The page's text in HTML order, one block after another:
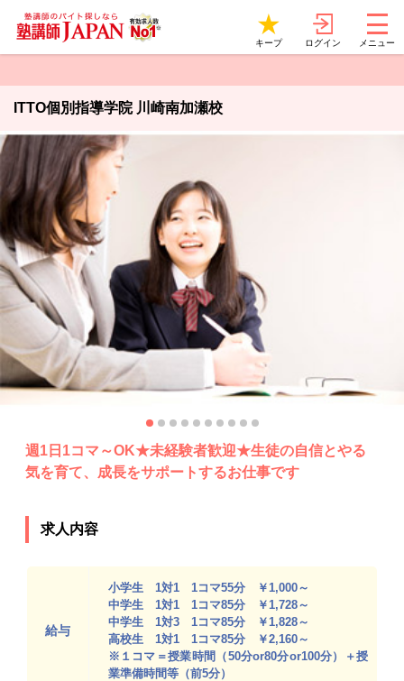
キープ ログイン メニュー
ITTO個別指導学院 川崎南加瀬校
週1日1コマ～OK★未経験者歓迎★生徒の自信とやる
気を育て、成長をサポートするお仕事です
求人内容
給与
小学生 1対1 1コマ55分 ￥1,000～
中学生 1対1 1コマ85分 ￥1,728～
中学生 1対3 1コマ85分 ￥1,828～
高校生 1対1 1コマ85分 ￥2,160～
※１コマ＝授業時間（50分or80分or100分）＋授
業準備時間等（前5分）